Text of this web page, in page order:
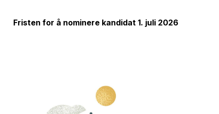
Fristen for å nominere kandidat 1. juli 2026